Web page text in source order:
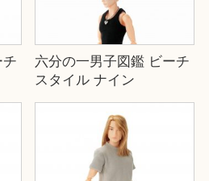
六分の一男子図鑑 ビーチ
スタイル ナイン